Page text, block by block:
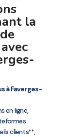
la
à Faverges-
en ligne,
clients**,